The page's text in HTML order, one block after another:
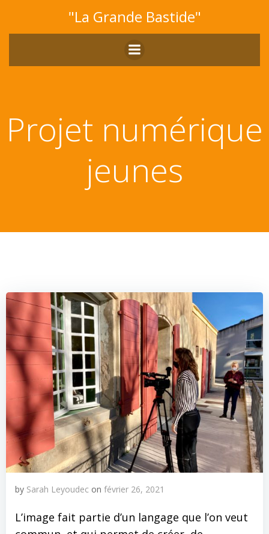
au
contenu
"La Grande Bastide"
Projet numérique
jeunes
by Sarah Leyoudec on février 26, 2021
L’image fait partie d’un langage que l’on veut